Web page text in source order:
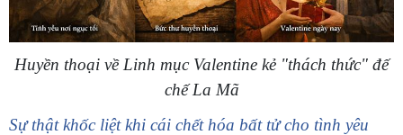
Huyền thoại về Linh mục Valentine kẻ "thách thức" đế
chế La Mã
Sự thật khốc liệt khi cái chết hóa bất tử cho tình yêu